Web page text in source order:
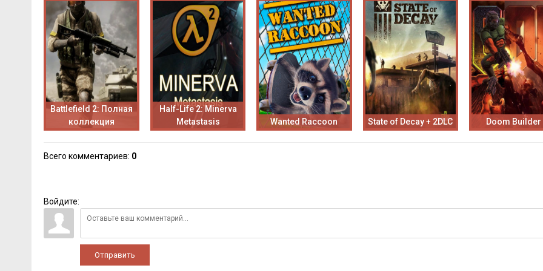
Battlefield 2: Полная
коллекция
Half-Life 2: Minerva
Metastasis
Wanted Raccoon State of Decay + 2DLC Doom Builder
Всего комментариев: 0
Войдите:
Отправить